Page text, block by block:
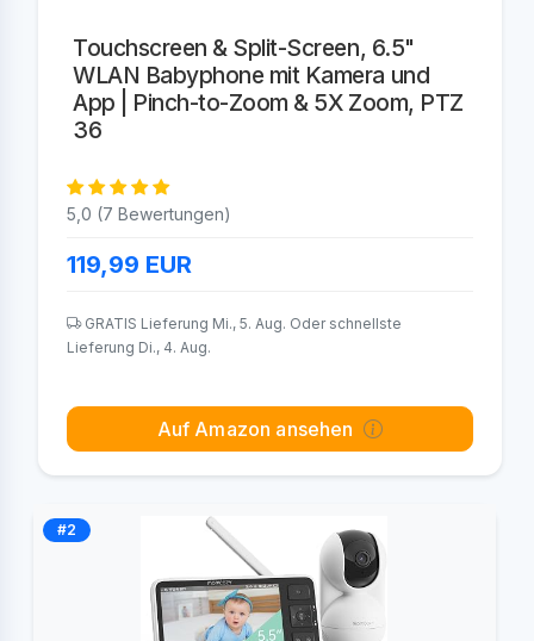
Touchscreen & Split-Screen, 6.5"
WLAN Babyphone mit Kamera und
App | Pinch-to-Zoom & 5X Zoom, PTZ
36
5,0 (7 Bewertungen)
119,99 EUR
GRATIS Lieferung Mi., 5. Aug. Oder schnellste
Lieferung Di., 4. Aug.
Auf Amazon ansehen
#2